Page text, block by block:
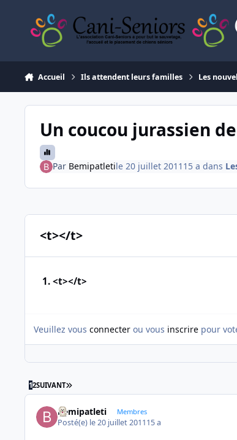
Accueil Ils attendent leurs familles Les
Un coucou jurassien
Par Bemipatletile 20 juillet 2011 15 a dans
<t></t>
1. <t></t>
Veuillez vous connecter ou vous inscrire pour
12SUIVANT DERNIÈRE PAGE
Bemipatleti Membres
Posté(e) le 20 juillet 201115 a